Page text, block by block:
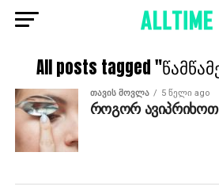
All posts tagged
ᲗᲐᲕᲘᲡ ᲛᲝᲕᲚᲐ 5 წელი ago
როგორ ავიპრიხოთ